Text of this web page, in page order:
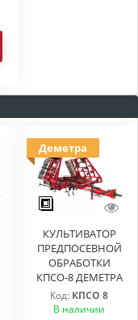
Деметра
КУЛЬТИВАТОР
ПРЕДПОСЕВНОЙ
ОБРАБОТКИ
КПСО-8 ДЕМЕТРА
Код: КПСО 8
В наличии